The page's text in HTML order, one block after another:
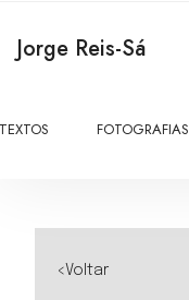
Jorge Reis-Sá
TEXTOS FOTOGRAFIAS
<Voltar